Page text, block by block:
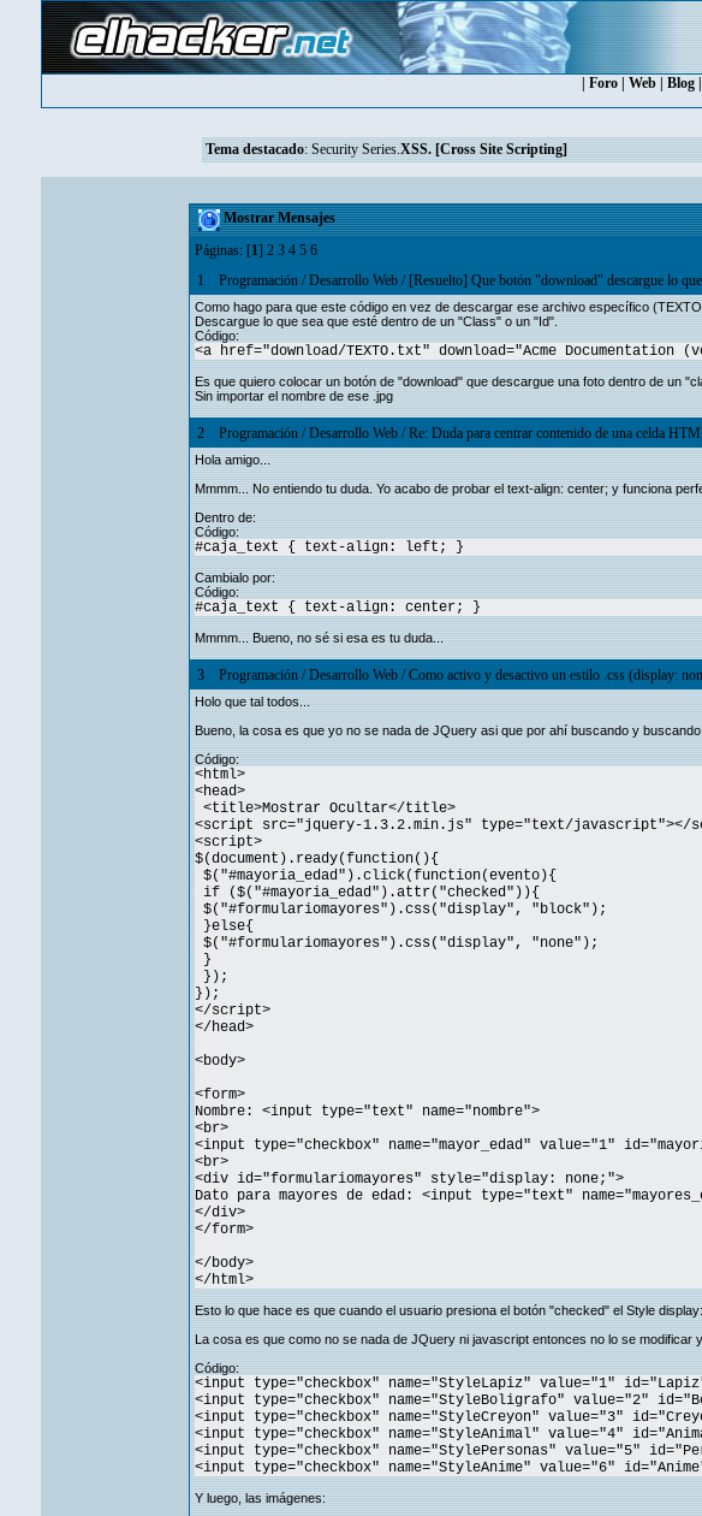
Foro| Web| Blog|
Tema destacado: Security Series.XSS. [Cross Site Scripting]
Mostrar Mensajes
Páginas: [1] 2 3 4 5 6
1
Programación /Desarrollo Web / [Resuelto] Que botón "download" descargue lo
Como hago para que este código en vez de descargar ese archivo específico
Descargue lo que sea que esté dentro de un "Class" o un "Id".
Código:
<a href="download/TEXTO.txt" download="Acme
Es que quiero colocar un botón de "download" que descargue una foto dentro de un
Sin importar el nombre de ese .jpg
2 Programación /Desarrollo Web /Re: Duda para centrar contenido de una celda
Hola amigo...
Mmmm... No entiendo tu duda. Yo acabo de probar el text-align: center; y funciona
Dentro de:
Código:
#caja_text { text-align: left; }
Cambialo por:
Código:
#caja_text { text-align: center; }
Mmmm... Bueno, no sé si esa es tu duda...
3 Programación /Desarrollo Web /Como activo y desactivo un estilo .css (display:
Holo que tal todos...
Bueno, la cosa es que yo no se nada de JQuery asi que por ahí buscando y
Código:
<html>
<head>
<title>Mostrar Ocultar</title>
<script src="jquery-1.3.2.min.js" type="text/javascript"></
<script>
$(document).ready(function(){
$("#mayoria_edad").click(function(evento){
if ($("#mayoria_edad").attr("checked")){
$("#formulariomayores").css("display", "block");
}else{
$("#formulariomayores").css("display", "none");
}
});
});
</script>
</head>
<body>
<form>
Nombre: <input type="text" name="nombre">
<br>
<input type="checkbox" name="mayor_edad" value="1"
<br>
<div id="formulariomayores" style="display: none;">
Dato para mayores de edad: <input type="text"
</div>
</form>
</body>
</html>
Esto lo que hace es que cuando el usuario presiona el botón "checked" el Style
La cosa es que como no se nada de JQuery ni javascript entonces no lo se
Código:
<input type="checkbox" name="StyleLapiz" value="1"
<input type="checkbox" name="StyleBoligrafo" value="2"
<input type="checkbox" name="StyleCreyon" value="3"
<input type="checkbox" name="StyleAnimal" value="4"
<input type="checkbox" name="StylePersonas" value="5"
<input type="checkbox" name="StyleAnime" value="6"
Y luego, las imágenes: